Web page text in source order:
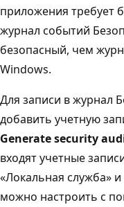
приложения требует
журнал событий
безопасный, чем
Windows.
Для записи в журнал
добавить учетную
Generate security
входят учетные
«Локальная служба»
можно настроить с